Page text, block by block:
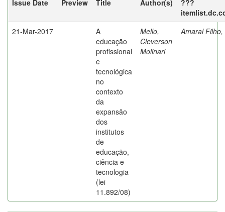
Issue Date Preview Title Author(s)
???
21-Mar-2017
A
educação
profissional
e
tecnológica
no
contexto
da
expansão
dos
institutos
de
educação,
ciência e
tecnologia
(lei
11.892/08)
Mello,
Cleverson
Molinari
Amaral